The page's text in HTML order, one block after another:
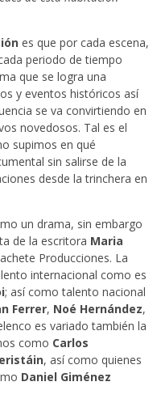
es que por cada escena,
periodo de tiempo
que se logra una
y eventos históricos así
se va convirtiendo en
novedosos. Tal es el
supimos en qué
sin salirse de la
desde la trinchera en
un drama, sin embargo
de la escritora Maria
Producciones. La
internacional como es
; así como talento nacional
Ferrer, Noé Hernández,
es variado también la
como Carlos
, así como quienes
Daniel Giménez